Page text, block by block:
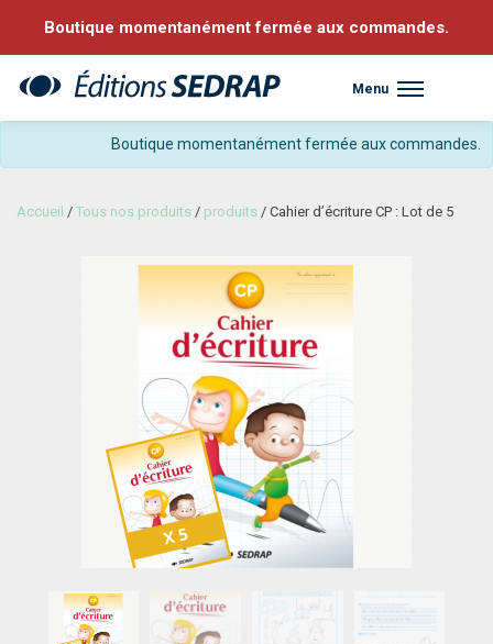
Boutique momentanément fermée aux commandes.
Menu
Boutique momentanément fermée aux commandes.
Accueil / Tous nos produits / produits / Cahier d’écriture CP : Lot de 5